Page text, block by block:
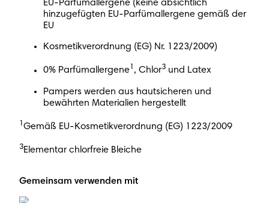
EU-Parfümallergene (keine absichtlich
hinzugefügten EU-Parfümallergene gemäß der
EU
Kosmetikverordnung (EG) Nr. 1223/2009)
0% Parfümallergene 1 , Chlor3 und Latex
Pampers werden aus hautsicheren und
bewährten Materialien hergestellt
1 Gemäß EU-Kosmetikverordnung (EG) 1223/2009
3Elementar chlorfreie Bleiche
Gemeinsam verwenden mit